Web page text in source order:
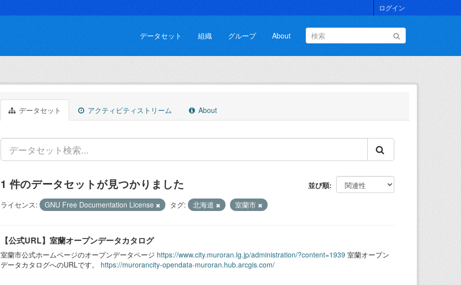
ログイン
データセット 組織 グループ About
データセット アクティビティストリーム About
並び順
1 件のデータセットが見つかりました
ライセンス: GNU Free Documentation License タグ: 北海道 室蘭市
【公式URL】室蘭オープンデータカタログ
室蘭市公式ホームページのオープンデータページ https://www.city.muroran.lg.jp/administration/?content=1939 室蘭オープン
データカタログへのURLです。 https://murorancity-opendata-muroran.hub.arcgis.com/